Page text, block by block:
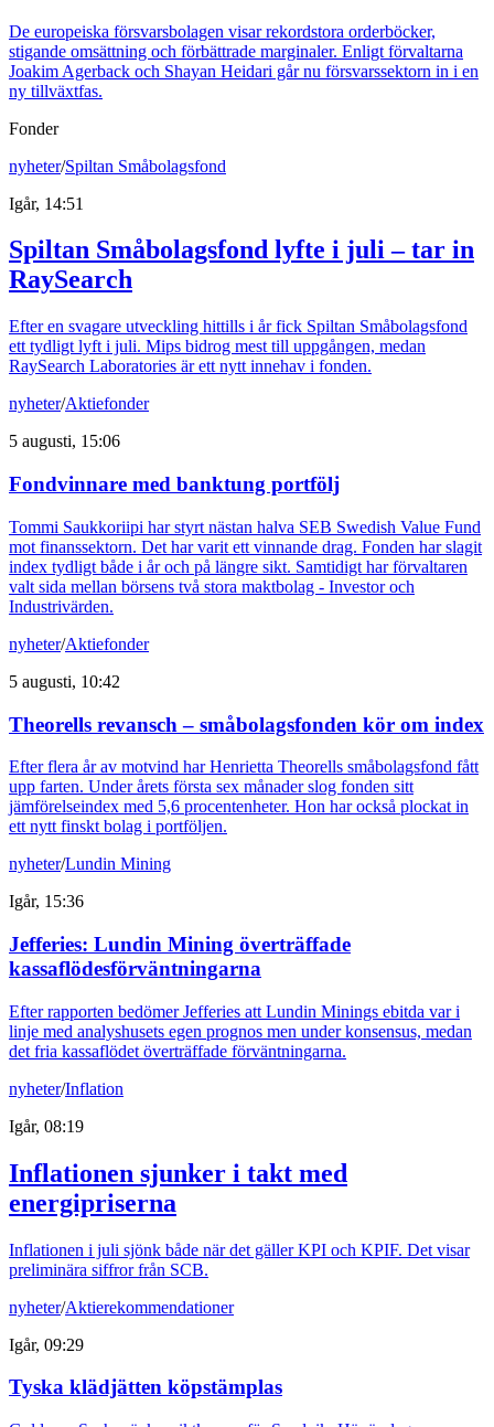
De europeiska försvarsbolagen visar rekordstora orderböcker,
stigande omsättning och förbättrade marginaler. Enligt förvaltarna
Joakim Agerback och Shayan Heidari går nu försvarssektorn in i en
ny tillväxtfas.
Fonder
nyheter/Spiltan Småbolagsfond
Igår, 14:51
Spiltan Småbolagsfond lyfte i juli – tar in
RaySearch
Efter en svagare utveckling hittills i år fick Spiltan Småbolagsfond
ett tydligt lyft i juli. Mips bidrog mest till uppgången, medan
RaySearch Laboratories är ett nytt innehav i fonden.
nyheter/Aktiefonder
5 augusti, 15:06
Fondvinnare med banktung portfölj
Tommi Saukkoriipi har styrt nästan halva SEB Swedish Value Fund
mot finanssektorn. Det har varit ett vinnande drag. Fonden har slagit
index tydligt både i år och på längre sikt. Samtidigt har förvaltaren
valt sida mellan börsens två stora maktbolag - Investor och
Industrivärden.
nyheter/Aktiefonder
5 augusti, 10:42
Theorells revansch – småbolagsfonden kör om index
Efter flera år av motvind har Henrietta Theorells småbolagsfond fått
upp farten. Under årets första sex månader slog fonden sitt
jämförelseindex med 5,6 procentenheter. Hon har också plockat in
ett nytt finskt bolag i portföljen.
nyheter/Lundin Mining
Igår, 15:36
Jefferies: Lundin Mining överträffade
kassaflödesförväntningarna
Efter rapporten bedömer Jefferies att Lundin Minings ebitda var i
linje med analyshusets egen prognos men under konsensus, medan
det fria kassaflödet överträffade förväntningarna.
nyheter/Inflation
Igår, 08:19
Inflationen sjunker i takt med
energipriserna
Inflationen i juli sjönk både när det gäller KPI och KPIF. Det visar
preliminära siffror från SCB.
nyheter/Aktierekommendationer
Igår, 09:29
Tyska klädjätten köpstämplas